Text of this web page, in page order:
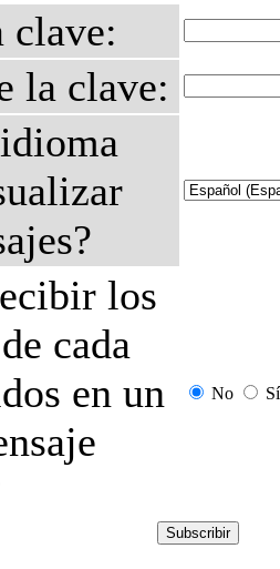
clave:
la clave:
los
cada
en un
No Sí